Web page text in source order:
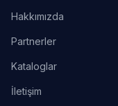
Hakkımızda
Partnerler
Kataloglar
İletişim